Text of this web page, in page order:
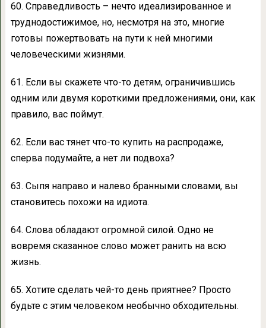
60. Справедливость – нечто идеализированное и
труднодостижимое, но, несмотря на это, многие
готовы пожертвовать на пути к ней многими
человеческими жизнями.
61. Если вы скажете что-то детям, ограничившись
одним или двумя короткими предложениями, они, как
правило, вас поймут.
62. Если вас тянет что-то купить на распродаже,
сперва подумайте, а нет ли подвоха?
63. Сыпя направо и налево бранными словами, вы
становитесь похожи на идиота.
64. Слова обладают огромной силой. Одно не
вовремя сказанное слово может ранить на всю
жизнь.
65. Хотите сделать чей-то день приятнее? Просто
будьте с этим человеком необычно обходительны.